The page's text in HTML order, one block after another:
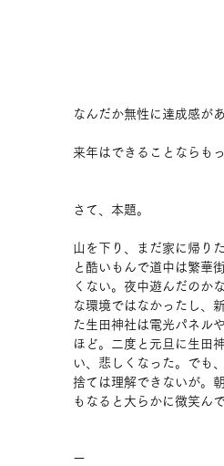
なんだか無性に達成感があ
来年はできることならも
さて、本題。
山を下り、まだ家に帰り
と酷いもんで道中は繁華
くない。夜中遊んだのか
な環境ではなかったし、
た生田神社は電光パネル
ほど。二度と元旦に生田
い、悲しくなった。でも
捨ては理解できないが。
もなると大らかに微笑ん
ー